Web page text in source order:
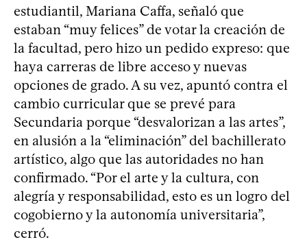
estudiantil, Mariana Caffa, señaló que
estaban “muy felices” de votar la creación de
la facultad, pero hizo un pedido expreso: que
haya carreras de libre acceso y nuevas
opciones de grado. A su vez, apuntó contra el
cambio curricular que se prevé para
Secundaria porque “desvalorizan a las artes”,
en alusión a la “eliminación” del bachillerato
artístico, algo que las autoridades no han
confirmado. “Por el arte y la cultura, con
alegría y responsabilidad, esto es un logro del
cogobierno y la autonomía universitaria”,
cerró.